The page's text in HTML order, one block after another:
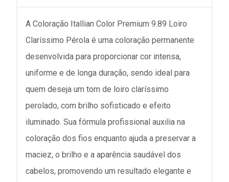
A Coloração Itallian Color Premium 9.89 Loiro
Claríssimo Pérola é uma coloração permanente
desenvolvida para proporcionar cor intensa,
uniforme e de longa duração, sendo ideal para
quem deseja um tom de loiro claríssimo
perolado, com brilho sofisticado e efeito
iluminado. Sua fórmula profissional auxilia na
coloração dos fios enquanto ajuda a preservar a
maciez, o brilho e a aparência saudável dos
cabelos, promovendo um resultado elegante e